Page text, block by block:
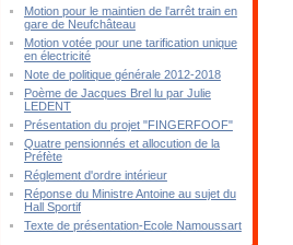
Motion pour le maintien de l'arrêt train en
gare de Neufchâteau
Motion votée pour une tarification unique
en électricité
Note de politique générale 2012-2018
Poème de Jacques Brel lu par Julie
LEDENT
Présentation du projet "FINGERFOOF"
Quatre pensionnés et allocution de la
Préfète
Réglement d'ordre intérieur
Réponse du Ministre Antoine au sujet du
Hall Sportif
Texte de présentation-Ecole Namoussart